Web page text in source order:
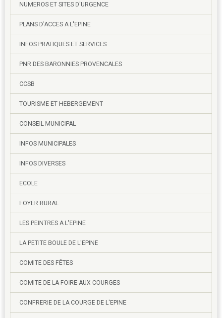
NUMEROS ET SITES D'URGENCE
PLANS D'ACCES A L'EPINE
INFOS PRATIQUES ET SERVICES
PNR DES BARONNIES PROVENCALES
CCSB
TOURISME ET HEBERGEMENT
CONSEIL MUNICIPAL
INFOS MUNICIPALES
INFOS DIVERSES
ECOLE
FOYER RURAL
LES PEINTRES A L'EPINE
LA PETITE BOULE DE L'EPINE
COMITE DES FÊTES
COMITE DE LA FOIRE AUX COURGES
CONFRERIE DE LA COURGE DE L'EPINE